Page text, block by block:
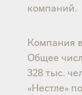
компаний.
Компания
Общее
328 тыс.
«Нестле»